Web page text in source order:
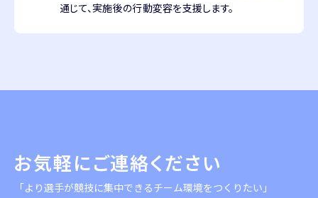
通じて、実施後の行動変容を支援します。
お気軽にご連絡ください
「より選手が競技に集中できるチーム環境をつくりたい」